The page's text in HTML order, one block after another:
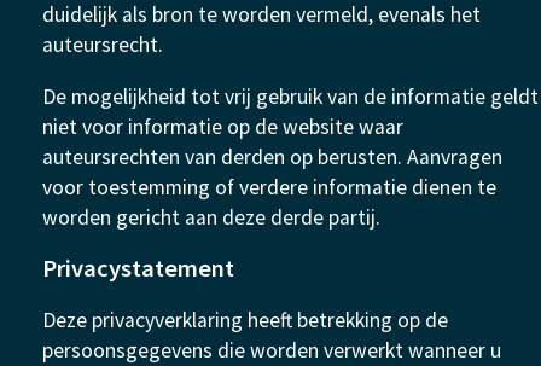
duidelijk als bron te worden vermeld, evenals het
auteursrecht.
De mogelijkheid tot vrij gebruik van de informatie geldt
niet voor informatie op de website waar
auteursrechten van derden op berusten. Aanvragen
voor toestemming of verdere informatie dienen te
worden gericht aan deze derde partij.
Privacystatement
Deze privacyverklaring heeft betrekking op de
persoonsgegevens die worden verwerkt wanneer u